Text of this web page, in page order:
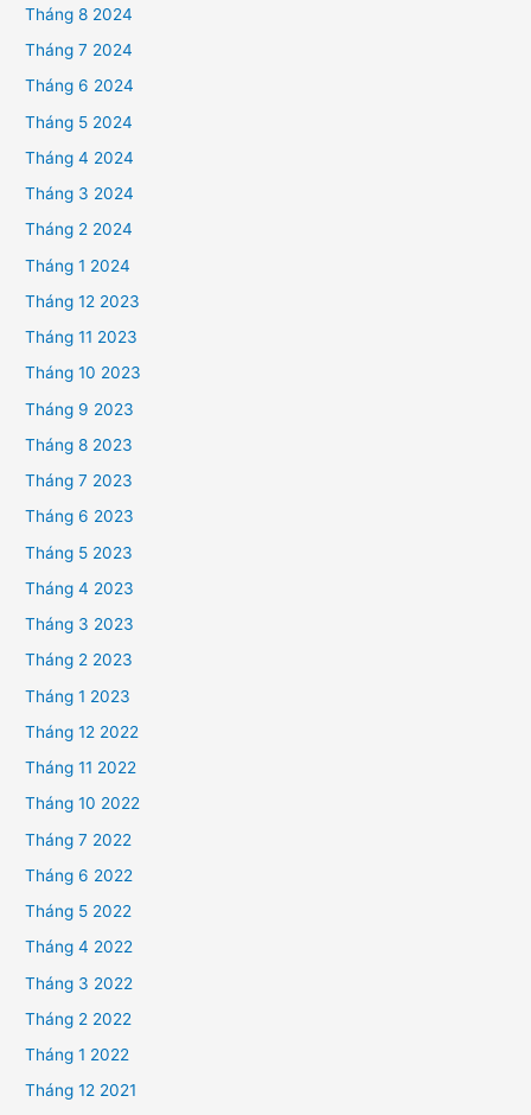
Tháng 8 2024
Tháng 7 2024
Tháng 6 2024
Tháng 5 2024
Tháng 4 2024
Tháng 3 2024
Tháng 2 2024
Tháng 1 2024
Tháng 12 2023
Tháng 11 2023
Tháng 10 2023
Tháng 9 2023
Tháng 8 2023
Tháng 7 2023
Tháng 6 2023
Tháng 5 2023
Tháng 4 2023
Tháng 3 2023
Tháng 2 2023
Tháng 1 2023
Tháng 12 2022
Tháng 11 2022
Tháng 10 2022
Tháng 7 2022
Tháng 6 2022
Tháng 5 2022
Tháng 4 2022
Tháng 3 2022
Tháng 2 2022
Tháng 1 2022
Tháng 12 2021